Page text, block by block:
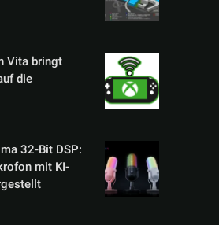
Vita bringt
die
32-Bit DSP:
mit KI-